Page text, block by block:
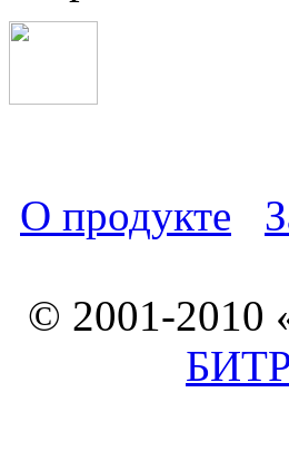
О продукте
© 2001-2010